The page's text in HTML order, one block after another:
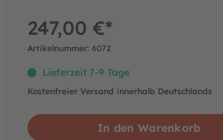
247,00 €*
Artikelnummer:6072
Lieferzeit 7-9 Tage
Kostenfreier Versand innerhalb Deutschlands
In den Warenkorb